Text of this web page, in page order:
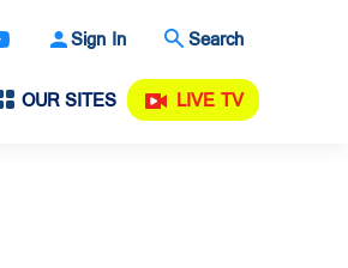
Sign In Search
OUR SITES LIVE TV